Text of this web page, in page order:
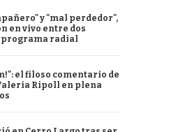
y "mal perdedor",
en vivo entre dos
radial
el filoso comentario de
Ripoll en plena